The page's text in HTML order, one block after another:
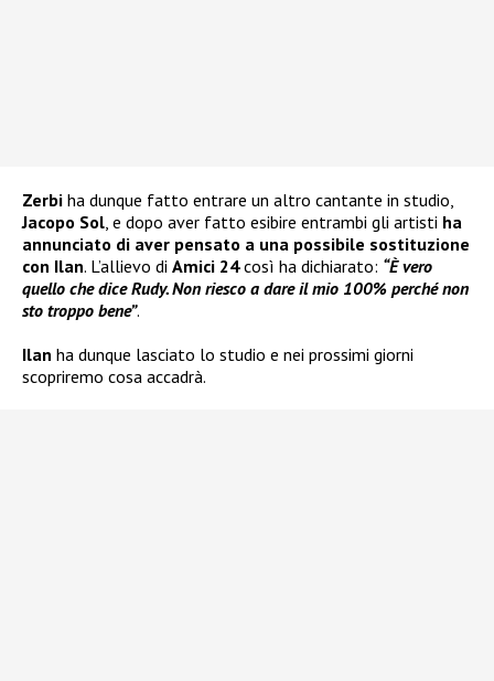
Zerbi ha dunque fatto entrare un altro cantante in studio,
Jacopo Sol, e dopo aver fatto esibire entrambi gli artisti ha
annunciato di aver pensato a una possibile sostituzione
con Ilan. L’allievo di Amici 24così ha dichiarato: “È vero
quello che dice Rudy. Non riesco a dare il mio 100% perché non
sto troppo bene”.
Ilan ha dunque lasciato lo studio e nei prossimi giorni
scopriremo cosa accadrà.